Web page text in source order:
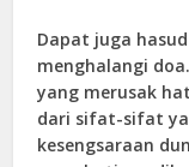
Dapat juga
menghalangi
yang merusak
dari sifat-sifat
kesengsaraan